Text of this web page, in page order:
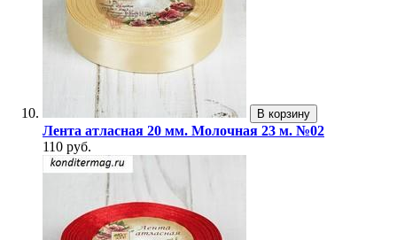
В корзину
Лента атласная 20 мм. Молочная 23 м. №02
110 руб.